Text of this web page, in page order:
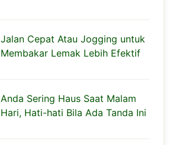
Jalan Cepat Atau Jogging untuk
Membakar Lemak Lebih Efektif
Anda Sering Haus Saat Malam
Hari, Hati-hati Bila Ada Tanda Ini